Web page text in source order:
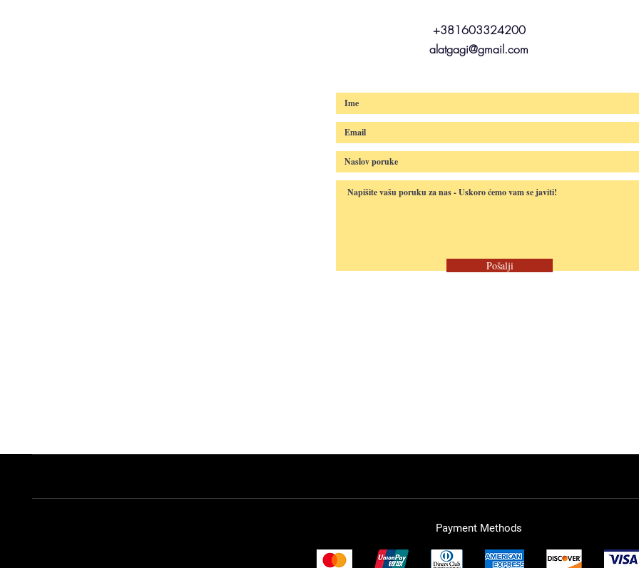
+381603324200
alatgagi@gmail.com
Pošalji
Payment Methods